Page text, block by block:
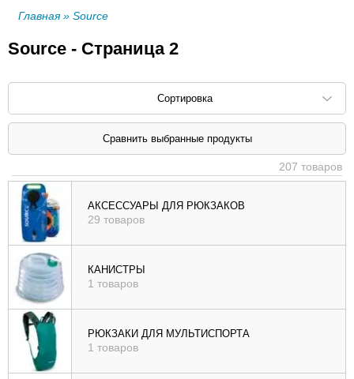
Главная» Source
Source - Страница 2
Сортировка
Сортировать по: наименованию (
убыв
), цене (
возр
|
убыв
возр
|
убыв
207 товаров
АКСЕССУАРЫ ДЛЯ РЮКЗАКОВ
29 товаров
КАНИСТРЫ
1 товаров
РЮКЗАКИ ДЛЯ МУЛЬТИСПОРТА
1 товаров